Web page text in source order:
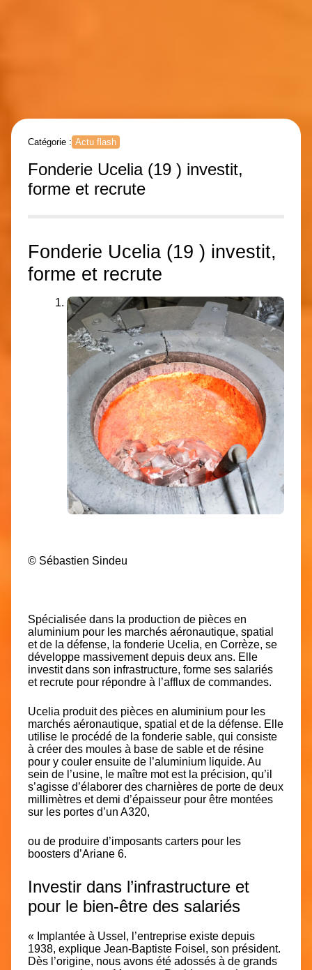
Catégorie : Actu flash
Fonderie Ucelia (19 ) investit,
forme et recrute
Fonderie Ucelia (19 ) investit,
forme et recrute
© Sébastien Sindeu
Spécialisée dans la production de pièces en
aluminium pour les marchés aéronautique, spatial
et de la défense, la fonderie Ucelia, en Corrèze, se
développe massivement depuis deux ans. Elle
investit dans son infrastructure, forme ses salariés
et recrute pour répondre à l’afflux de commandes.
Ucelia produitdes pièces en aluminium pour les
marchés aéronautique, spatial et de la défense. Elle
utilise le procédé de la fonderie sable, qui consiste
à créer des moules à base de sable et de résine
pour y couler ensuite de l’aluminium liquide. Au
sein de l’usine, le maître mot est la précision, qu’il
s’agisse d’élaborer des charnières de porte de deux
millimètres et demi d’épaisseur pour être montées
sur les portes d’un A320,
ou de produire d’imposants carters pour les
boosters d’Ariane 6.
Investir dans l’infrastructure et
pour le bien-être des salariés
« Implantée à Ussel, l’entreprise existe depuis
1938, explique Jean-Baptiste Foisel, son président.
Dès l’origine, nous avons été adossés à de grands